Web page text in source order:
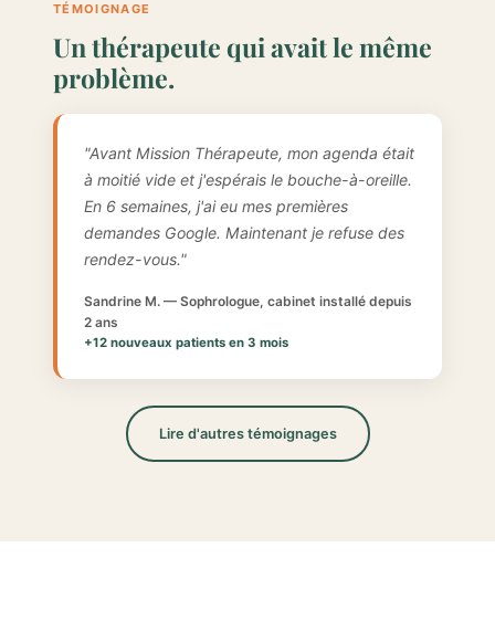
TÉMOIGNAGE
Un thérapeute qui avait le même
problème.
"Avant Mission Thérapeute, mon agenda était
à moitié vide et j'espérais le bouche-à-oreille.
En 6 semaines, j'ai eu mes premières
demandes Google. Maintenant je refuse des
rendez-vous."
Sandrine M. — Sophrologue, cabinet installé depuis
2 ans
+12 nouveaux patients en 3 mois
Lire d'autres témoignages